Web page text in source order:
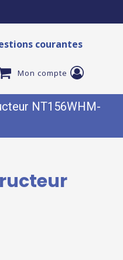
courantes
Mon compte
NT156WHM-